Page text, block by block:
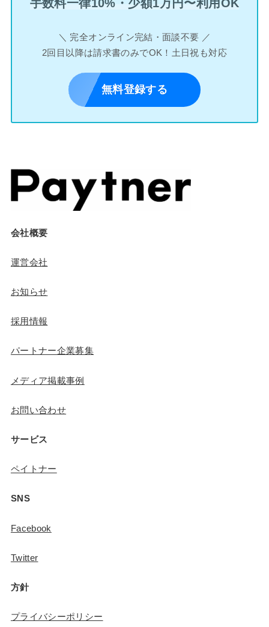
手数料一律10%・少額1万円〜利用OK
＼ 完全オンライン完結・面談不要 ／
2回目以降は請求書のみでOK！土日祝も対応
無料登録する
会社概要
運営会社
お知らせ
採用情報
パートナー企業募集
メディア掲載事例
お問い合わせ
サービス
ペイトナー
SNS
Facebook
Twitter
方針
プライバシーポリシー